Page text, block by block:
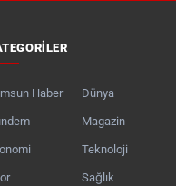
Haber Dünya
Magazin
Teknoloji
Sağlık